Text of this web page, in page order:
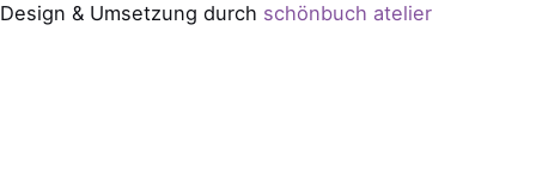
Design & Umsetzung durch schönbuch atelier